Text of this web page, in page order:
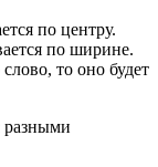
по центру.
по ширине.
то оно будет
разными